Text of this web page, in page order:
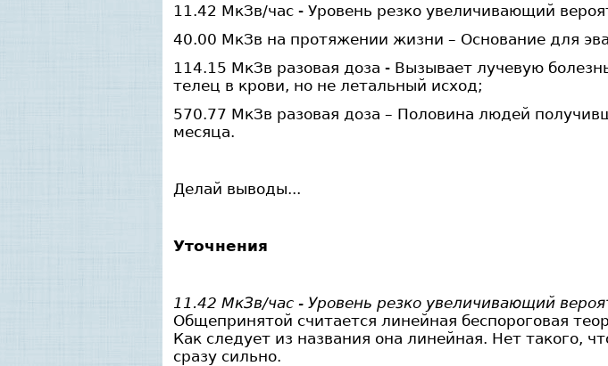
11.42 МкЗв/час - Уровень резко увеличивающий
40.00 МкЗв на протяжении жизни – Основание для
114.15 МкЗв разовая доза - Вызывает лучевую
телец в крови, но не летальный исход;
570.77 МкЗв разовая доза – Половина людей
месяца.
Делай выводы...
Уточнения
11.42 МкЗв/час - Уровень резко увеличивающий
Общепринятой считается линейная беспороговая
Как следует из названия она линейная. Нет такого,
сразу сильно.